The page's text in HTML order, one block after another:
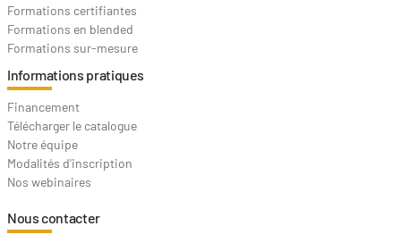
Formations certifiantes
Formations en blended
Formations sur-mesure
Informations pratiques
Financement
Télécharger le catalogue
Notre équipe
Modalités d'inscription
Nos webinaires
Nous contacter